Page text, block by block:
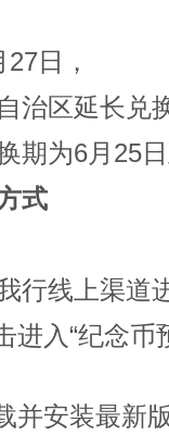
日，
治区延长兑
期为6月25
式
行线上渠道
进入“纪念币
并安装最新